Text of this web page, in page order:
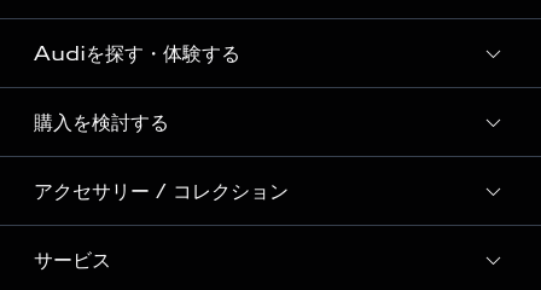
Audi ブランド
Story of Progress
Audi Sport
Formula 1®
デジタルサービス
Audiを探す・体験する
ディーラー検索
新車在庫検索
試乗車・展示車検索
見積り依頼
購入を検討する
モデル一覧
特別仕様モデル / 限定モデル
アクセサリー / コレクション
純正アクセサリー
サービス